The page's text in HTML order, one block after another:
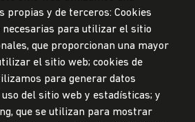
2024
propias y de terceros: Cookies
necesarias para utilizar el sitio
que proporcionan una mayor
el sitio web; cookies de
para generar datos
del sitio web y estadísticas; y
que se utilizan para mostrar